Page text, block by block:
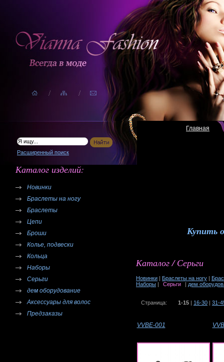
Расширенный поиск
Каталог изделий:
Новинки
Браслеты на ногу
Браслеты
Цепи
Броши
Колье, подвески
Кольца
Наборы
Серьги
дем оборудование
Аксессуары для волос
Предзаказы
Главная
Купить
Каталог / Серьги
Новинки | Браслеты на ногу |
Наборы | Серьги | дем
Страница: 1-15 16-30 31-
VVBE-001